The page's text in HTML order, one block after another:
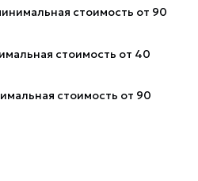
стоимость от 90
стоимость от 40
стоимость от 90